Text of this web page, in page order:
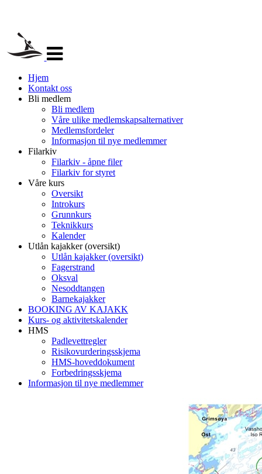
navigasjon
Hjem
Kontakt oss
Bli medlem
Bli medlem
Våre ulike medlemskapsalternativer
Medlemsfordeler
Informasjon til nye medlemmer
Filarkiv
Filarkiv - åpne filer
Filarkiv for styret
Våre kurs
Oversikt
Introkurs
Grunnkurs
Teknikkurs
Kalender
Utlån kajakker (oversikt)
Utlån kajakker (oversikt)
Fagerstrand
Oksval
Nesoddtangen
Barnekajakker
BOOKING AV KAJAKK
Kurs- og aktivitetskalender
HMS
Padlevettregler
Risikovurderingsskjema
HMS-hoveddokument
Forbedringsskjema
Informasjon til nye medlemmer